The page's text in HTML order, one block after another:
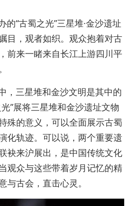
的“古蜀之光”三星堆·金沙遗址
目，观者如织。观众抱着对古
前来一睹来自长江上游四川平
，三星堆和金沙文明是其中的
”展将三星堆和金沙遗址文物
殊的意义，可以全面展示古蜀
化轨迹。可以说，两个重要遗
袂来沪展出，是中国传统文化
观众与这些带着岁月记忆的精
与古会，直击心灵。